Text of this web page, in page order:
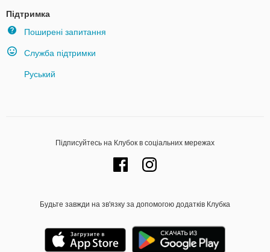
Підтримка
Поширені запитання
Служба підтримки
Руський
Підписуйтесь на Клубок в соціальних мережах
Будьте завжди на зв'язку за допомогою додатків Клубка